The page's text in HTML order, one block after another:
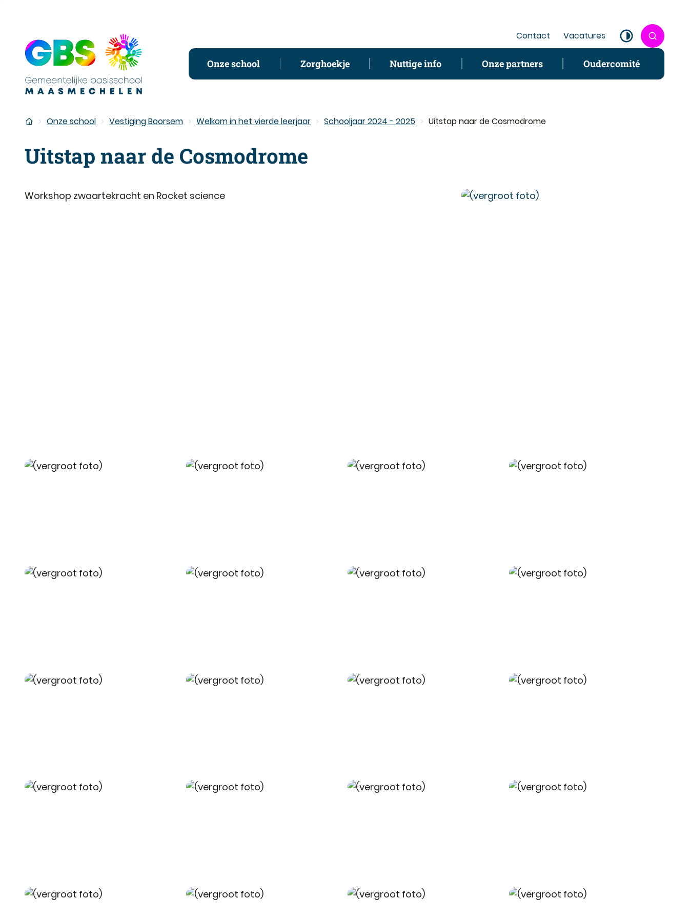
Gemeentelijke basisschool Maasmechelen Contact Vacatures Hoog contrast
Zoek
Onze school Zorghoekje Nuttige info Onze partners Oudercomité
Startpagina
Onze school Vestiging Boorsem Welkom in het vierde leerjaar Schooljaar 2024 - 2025 Uitstap naar de Cosmodrome
Uitstap naar de Cosmodrome
Workshop zwaartekracht en Rocket science